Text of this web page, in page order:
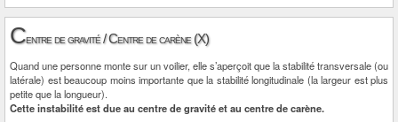
Centre de gravité / Centre de carène (X)
Quand une personne monte sur un voilier, elle s’aperçoit que la stabilité transversale (ou
latérale) est beaucoup moins importante que la stabilité longitudinale (la largeur est plus
petite que la longueur).
Cette instabilité est due au centre de gravité et au centre de carène.